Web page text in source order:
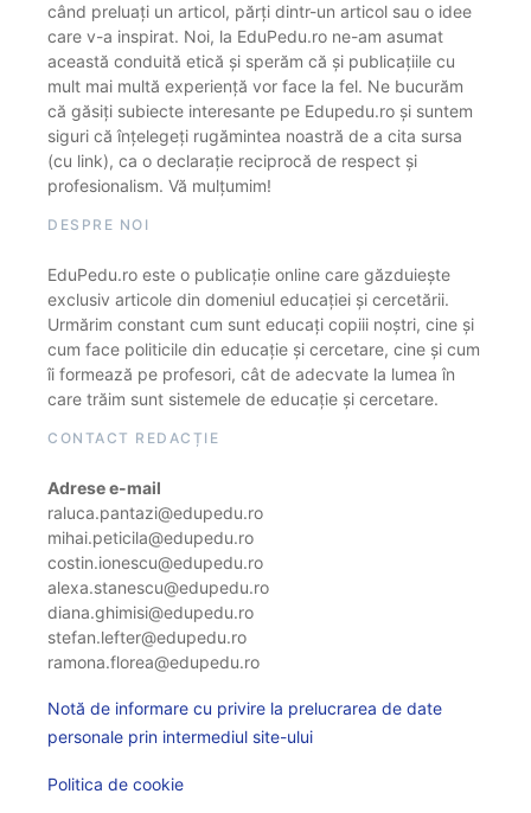
când preluați un articol, părți dintr-un articol sau o idee
care v-a inspirat. Noi, la EduPedu.ro ne-am asumat
această conduită etică și sperăm că și publicațiile cu
mult mai multă experiență vor face la fel. Ne bucurăm
că găsiți subiecte interesante pe Edupedu.ro și suntem
siguri că înțelegeți rugămintea noastră de a cita sursa
(cu link), ca o declarație reciprocă de respect și
profesionalism. Vă mulțumim!
DESPRE NOI
EduPedu.ro este o publicație online care găzduiește
exclusiv articole din domeniul educației și cercetării.
Urmărim constant cum sunt educați copiii noștri, cine și
cum face politicile din educație și cercetare, cine și cum
îi formează pe profesori, cât de adecvate la lumea în
care trăim sunt sistemele de educație și cercetare.
CONTACT REDACȚIE
Adrese e-mail
raluca.pantazi@edupedu.ro
mihai.peticila@edupedu.ro
costin.ionescu@edupedu.ro
alexa.stanescu@edupedu.ro
diana.ghimisi@edupedu.ro
stefan.lefter@edupedu.ro
ramona.florea@edupedu.ro
Notă de informare cu privire la prelucrarea de date
personale prin intermediul site-ului
Politica de cookie